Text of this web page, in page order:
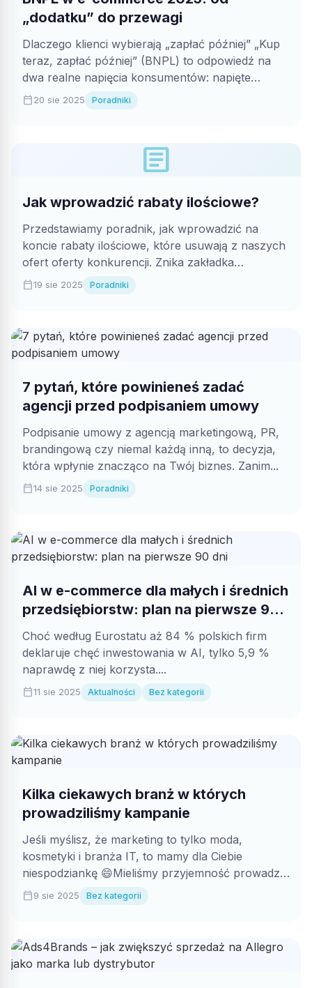
„dodatku” do przewagi
Dlaczego klienci wybierają „zapłać później” „Kup
teraz, zapłać później” (BNPL) to odpowiedź na
dwa realne napięcia konsumentów: napięte
budżety oraz...
calendar_today20 sie 2025 Poradniki
article
Jak wprowadzić rabaty ilościowe?
Przedstawiamy poradnik, jak wprowadzić na
koncie rabaty ilościowe, które usuwają z naszych
ofert oferty konkurencji. Znika zakładka
"Podobne oferty" która...
calendar_today19 sie 2025 Poradniki
7 pytań, które powinieneś zadać
agencji przed podpisaniem umowy
Podpisanie umowy z agencją marketingową, PR,
brandingową czy niemal każdą inną, to decyzja,
która wpłynie znacząco na Twój biznes. Zanim...
calendar_today14 sie 2025 Poradniki
AI w e-commerce dla małych i średnich
przedsiębiorstw: plan na pierwsze 90
dni
Choć według Eurostatu aż 84 % polskich firm
deklaruje chęć inwestowania w AI, tylko 5,9 %
naprawdę z niej korzysta....
calendar_today11 sie 2025 Aktualności Bez kategorii
Kilka ciekawych branż w których
prowadziliśmy kampanie
Jeśli myślisz, że marketing to tylko moda,
kosmetyki i branża IT, to mamy dla Ciebie
niespodziankę 😄Mieliśmy przyjemność prowadzić
kampanie...
calendar_today9 sie 2025 Bez kategorii